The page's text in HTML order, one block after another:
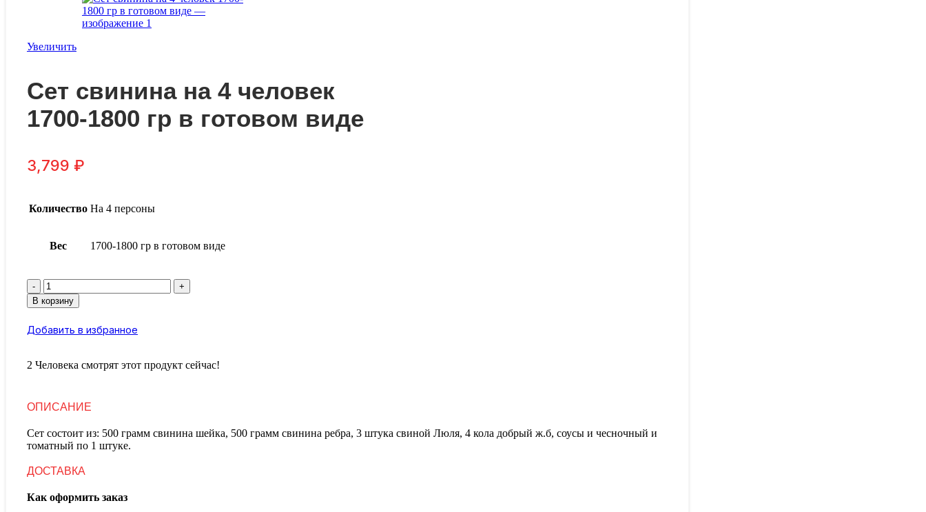
Увеличить
Сет свинина на 4 человек
1700-1800 гр в готовом виде
3,799 ₽
Количество На 4 персоны
Вес 1700-1800 гр в готовом виде
Количество
товара
Сет
на
1700-
в
виде
В корзину
Добавить в избранное
2 Человека смотрят этот продукт сейчас!
ОПИСАНИЕ
Сет состоит из: 500 грамм свинина шейка, 500 грамм свинина ребра, 3 штука свиной Люля, 4 кола добрый ж.б, соусы и чесночный и
томатный по 1 штуке.
ДОСТАВКА
Как оформить заказ